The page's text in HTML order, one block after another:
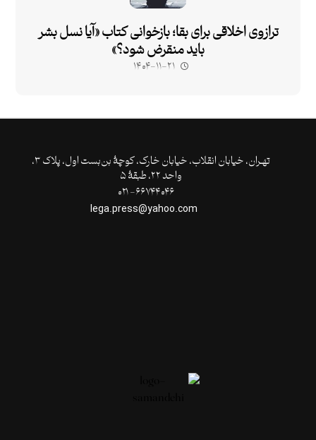
ترازوی اخلاقی برای بقا؛ بازخوانی کتاب «آیا نسل بشر
باید منقرض شود؟»
۱۴۰۴-۱۱-۲۱
تهـران،‌ خیابان انقلاب، خیابان خارک، کوچۀ بن‌بست اول، پلاک ۳،
واحد ۲۲، طبقۀ ۵